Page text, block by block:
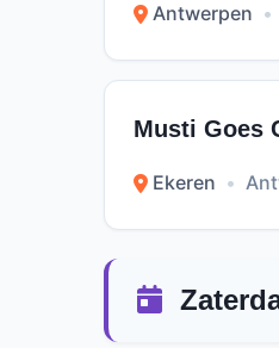
Antwerpen •
Musti Goes
Ekeren •